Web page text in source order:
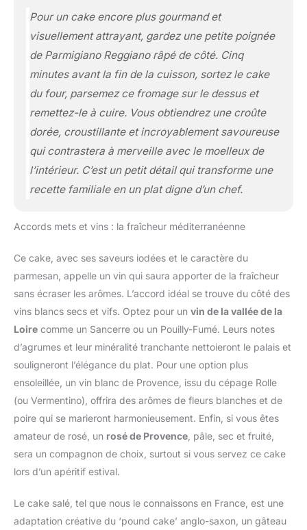
Pour un cake encore plus gourmand et
visuellement attrayant, gardez une petite poignée
de Parmigiano Reggiano râpé de côté. Cinq
minutes avant la fin de la cuisson, sortez le cake
du four, parsemez ce fromage sur le dessus et
remettez-le à cuire. Vous obtiendrez une croûte
dorée, croustillante et incroyablement savoureuse
qui contrastera à merveille avec le moelleux de
l’intérieur. C’est un petit détail qui transforme une
recette familiale en un plat digne d’un chef.
Accords mets et vins : la fraîcheur méditerranéenne
Ce cake, avec ses saveurs iodées et le caractère du
parmesan, appelle un vin qui saura apporter de la fraîcheur
sans écraser les arômes. L’accord idéal se trouve du côté des
vins blancs secs et vifs. Optez pour un vin de la vallée de la
Loire comme un Sancerre ou un Pouilly-Fumé. Leurs notes
d’agrumes et leur minéralité tranchante nettoieront le palais et
souligneront l’élégance du plat. Pour une option plus
ensoleillée, un vin blanc de Provence, issu du cépage Rolle
(ou Vermentino), offrira des arômes de fleurs blanches et de
poire qui se marieront harmonieusement. Enfin, si vous êtes
amateur de rosé, un rosé de Provence , pâle, sec et fruité,
sera un compagnon de choix, surtout si vous servez ce cake
lors d’un apéritif estival.
Le cake salé, tel que nous le connaissons en France, est une
adaptation créative du ‘pound cake’ anglo-saxon, un gâteau